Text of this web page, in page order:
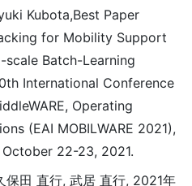
Kubota,Best Paper
for Mobility Support
Batch-Learning
International Conference
Operating
(EAI MOBILWARE 2021),
22-23, 2021.
田 直行, 武居 直行, 2021年